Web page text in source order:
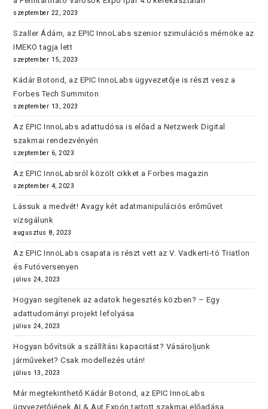
szeptember 22, 2023
Szaller Ádám, az EPIC InnoLabs szenior szimulációs mérnöke az
IMEKO tagja lett
szeptember 15, 2023
Kádár Botond, az EPIC InnoLabs ügyvezetője is részt vesz a
Forbes Tech Summiton
szeptember 13, 2023
Az EPIC InnoLabs adattudósa is előad a Netzwerk Digital
szakmai rendezvényén
szeptember 6, 2023
Az EPIC InnoLabsról közölt cikket a Forbes magazin
szeptember 4, 2023
Lássuk a medvét! Avagy két adatmanipulációs erőművet
vizsgálunk
augusztus 8, 2023
Az EPIC InnoLabs csapata is részt vett az V. Vadkerti-tó Triatlon
és Futóversenyen
július 24, 2023
Hogyan segítenek az adatok hegesztés közben? – Egy
adattudományi projekt lefolyása
július 24, 2023
Hogyan bővítsük a szállítási kapacitást? Vásároljunk
járműveket? Csak modellezés után!
július 13, 2023
Már megtekinthető Kádár Botond, az EPIC InnoLabs
ügyvezetőjének AI & Aut Expón tartott szakmai előadása